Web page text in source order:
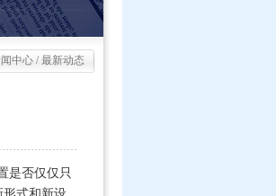
中心 / 最新动态
是否仅仅只